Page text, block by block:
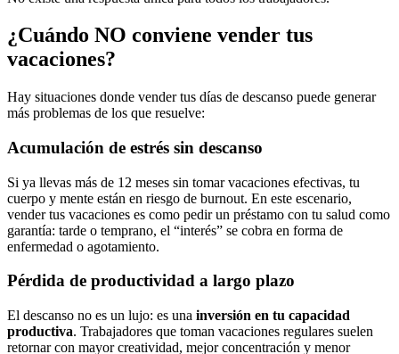
¿Cuándo NO conviene vender tus
vacaciones?
Hay situaciones donde vender tus días de descanso puede generar
más problemas de los que resuelve:
Acumulación de estrés sin descanso
Si ya llevas más de 12 meses sin tomar vacaciones efectivas, tu
cuerpo y mente están en riesgo de burnout. En este escenario,
vender tus vacaciones es como pedir un préstamo con tu salud como
garantía: tarde o temprano, el “interés” se cobra en forma de
enfermedad o agotamiento.
Pérdida de productividad a largo plazo
El descanso no es un lujo: es una inversión en tu capacidad
productiva. Trabajadores que toman vacaciones regulares suelen
retornar con mayor creatividad, mejor concentración y menor